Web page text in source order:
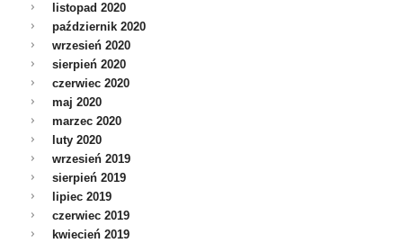
listopad 2020
październik 2020
wrzesień 2020
sierpień 2020
czerwiec 2020
maj 2020
marzec 2020
luty 2020
wrzesień 2019
sierpień 2019
lipiec 2019
czerwiec 2019
kwiecień 2019